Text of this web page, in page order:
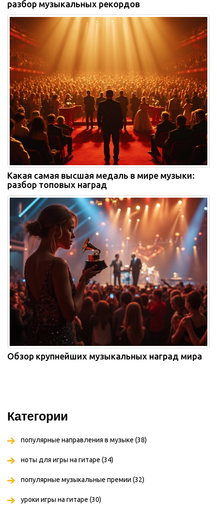
разбор музыкальных рекордов
Какая самая высшая медаль в мире музыки:
разбор топовых наград
Обзор крупнейших музыкальных наград мира
Категории
популярные направления в музыке (38)
ноты для игры на гитаре (34)
популярные музыкальные премии (32)
уроки игры на гитаре (30)